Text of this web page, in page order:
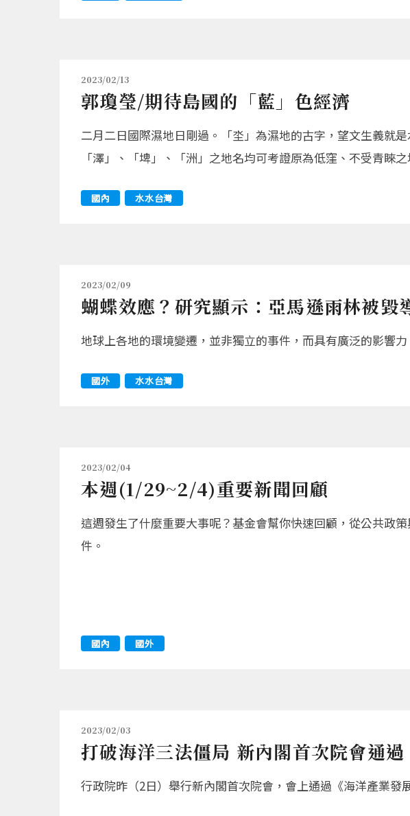
2023/02/13
郭瓊瑩/期待島國的「藍」色經濟
二月二日國際濕地日剛過。「坔」為濕地的古字，望文生義就
「澤」、「埤」、「洲」之地名均可考證原為低窪、不受青睞之
國內 水水台灣
2023/02/09
蝴蝶效應？研究顯示：亞馬遜雨林被毀
地球上各地的環境變遷，並非獨立的事件，而具有廣泛的影響
國外 水水台灣
2023/02/04
本週(1/29~2/4)重要新聞回顧
這週發生了什麼重要大事呢？基金會幫你快速回顧，從公共政
件。
國內 國外
2023/02/03
打破海洋三法僵局 新內閣首次院會通
行政院昨（2日）舉行新內閣首次院會，會上通過《海洋產業